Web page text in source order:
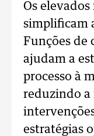
Os
simplificam
Funções de
ajudam a
processo à
reduzindo a
estratégias